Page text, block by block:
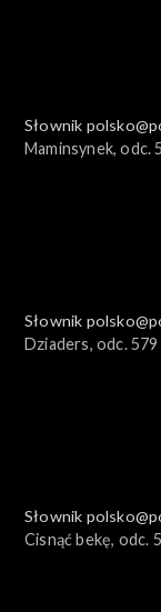
Słownik
Maminsynek, odc.
Słownik
Dziaders, odc. 579
Słownik
Cisnąć bekę, odc.